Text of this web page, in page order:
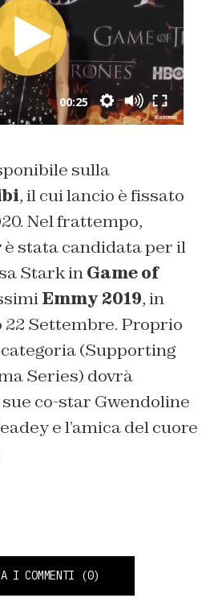
00:25
sulla
, il cui lancio è fissato
Nel frattempo,
è stata candidata per il
Stark inGame of
Emmy 2019, in
22 Settembre. Proprio
(Supporting
Series) dovrà
co-star Gwendoline
e l’amica del cuore
I COMMENTI (0)